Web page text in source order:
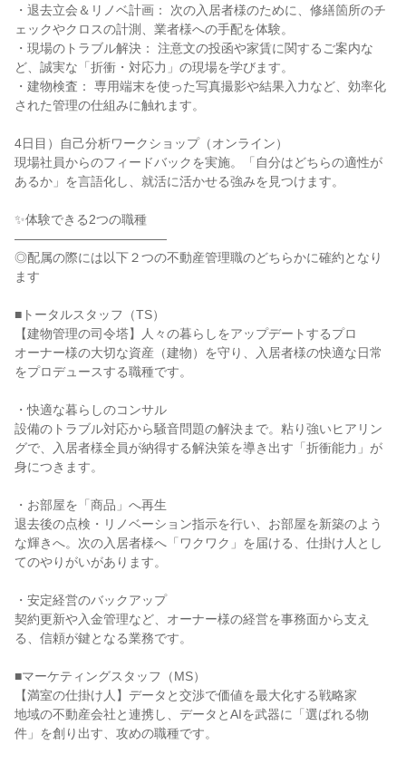
・退去立会＆リノベ計画： 次の入居者様のために、修繕箇所のチ
ェックやクロスの計測、業者様への手配を体験。
・現場のトラブル解決： 注意文の投函や家賃に関するご案内な
ど、誠実な「折衝・対応力」の現場を学びます。
・建物検査： 専用端末を使った写真撮影や結果入力など、効率化
された管理の仕組みに触れます。
4日目）自己分析ワークショップ（オンライン）
現場社員からのフィードバックを実施。「自分はどちらの適性が
あるか」を言語化し、就活に活かせる強みを見つけます。
✨体験できる2つの職種
――――――――――――
◎配属の際には以下２つの不動産管理職のどちらかに確約となり
ます
■トータルスタッフ（TS）
【建物管理の司令塔】人々の暮らしをアップデートするプロ
オーナー様の大切な資産（建物）を守り、入居者様の快適な日常
をプロデュースする職種です。
・快適な暮らしのコンサル
設備のトラブル対応から騒音問題の解決まで。粘り強いヒアリン
グで、入居者様全員が納得する解決策を導き出す「折衝能力」が
身につきます。
・お部屋を「商品」へ再生
退去後の点検・リノベーション指示を行い、お部屋を新築のよう
な輝きへ。次の入居者様へ「ワクワク」を届ける、仕掛け人とし
てのやりがいがあります。
・安定経営のバックアップ
契約更新や入金管理など、オーナー様の経営を事務面から支え
る、信頼が鍵となる業務です。
■マーケティングスタッフ（MS）
【満室の仕掛け人】データと交渉で価値を最大化する戦略家
地域の不動産会社と連携し、データとAIを武器に「選ばれる物
件」を創り出す、攻めの職種です。